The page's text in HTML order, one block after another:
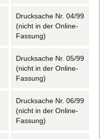
Drucksache Nr. 04/99
(nicht in der Online-
Fassung)
Drucksache Nr. 05/99
(nicht in der Online-
Fassung)
Drucksache Nr. 06/99
(nicht in der Online-
Fassung)